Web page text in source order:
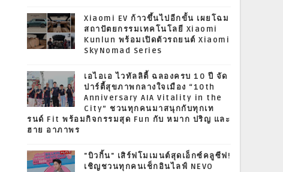
Xiaomi EV ก้าวขึ้นไปอีกขั้น เผยโฉม
สถาปัตยกรรมเทคโนโลยี Xiaomi
Kunlun พร้อมเปิดตัวรถยนต์ Xiaomi
SkyNomad Series
เอไอเอ ไวทัลลิตี้ ฉลองครบ 10 ปี จัด
ปาร์ตี้สุขภาพกลางใจเมือง “10th
Anniversary AIA Vitality in the
City” ชวนทุกคนมาสนุกกับทุกเท
รนด์ Fit พร้อมกิจกรรมสุด Fun กับ หมาก ปริญ และ
ฮาย อาภาพร
"บิวกิ้น" เสิร์ฟโมเมนต์สุดเอ็กซ์คลูซีฟ!
เชิญชวนทุกคนเช็กอินไลฟ์ NEVO